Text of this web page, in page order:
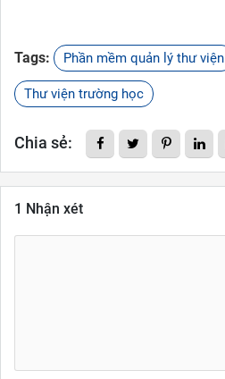
Tags: Phần mềm quản lý thư viện
Thư viện trường học
Chia sẻ:
1 Nhận xét